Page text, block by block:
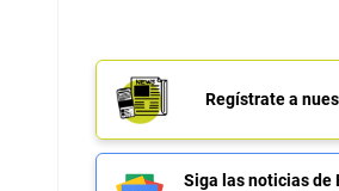
Regístrate a
Siga las noticias de